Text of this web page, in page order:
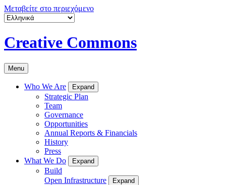
Μεταβείτε στο περιεχόμενο
Creative Commons
Menu
Who We Are Expand
Strategic Plan
Team
Governance
Opportunities
Annual Reports & Financials
History
Press
What We Do
Expand
Build
Open Infrastructure
Expand